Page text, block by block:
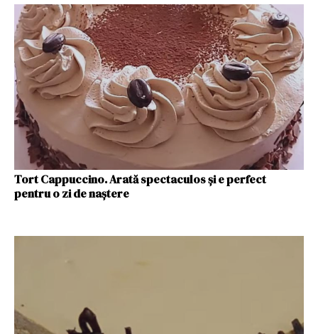
Tort Cappuccino. Arată spectaculos și e perfect
pentru o zi de naștere